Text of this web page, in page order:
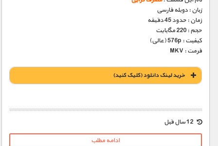
زبان : دوبله فارسی
زمان : حدود 45 دقیقه
حجم : 220 مگابایت
کیفیت : 576p (عالی)
فرمت : MKV
خريد لينک دانلود (کليک کنيد)
1900 تومان – خريد لينک دانلود (افزودن به سبد خريد)
ادامه مطلب